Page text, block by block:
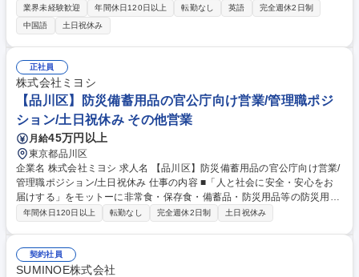
ビスの営業活動を行っていただきます。中国最大、世界4位の実績から案
件も受注しやすいため安心です！ 【詳細】■新規開拓（7割）、既存顧客
の深耕営業（3割）■企業担当者への電話アプローチを通し、アポイントを
獲得 ■国際物流に関する課題をヒアリング ■問題解決に向けたソリューシ
ョンの提案 ■クロージング(成約) ■問い合わせ・トラブル対応※月ごとに
インセンあり 募集職種 【大阪/法人営業】中国最大・世界4位の国際物流
事業
業界未経験歓迎 年間休日120日以上 転勤なし 英語
完全週休2日制
中国語
土日祝休み
正社員
株式会社ミヨシ
【品川区】防災備蓄用品の官公庁向け営業/管理職ポジ
ション/土日祝休み その他営業
月給45万円以上
東京都品川区
企業名 株式会社ミヨシ 求人名 【品川区】防災備蓄用品の官公庁向け営業/
管理職ポジション/土日祝休み 仕事の内容 ■「人と社会に安全・安心をお
届けする」をモットーに非常食・保存食・備蓄品・防災用品等の防災用品
を専門に仕入れ/販売を行っている当社にて、防災備蓄品の営業管理職の募
売の強みを活かし、箱単位の大量発注にもスピーディに対応。 ・入社後は
上司の同行支援があり、商品知識や業界特有の動きを習得可能。 「売って
年間休日120日以上 転勤なし 完全週休2日制 土日祝休み
契約社員
SUMINOE株式会社